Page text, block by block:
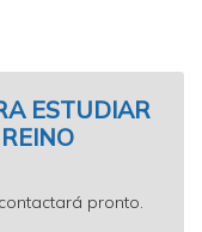
ESTUDIAR
pronto.